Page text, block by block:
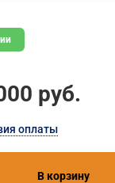
руб.
оплаты
В корзину